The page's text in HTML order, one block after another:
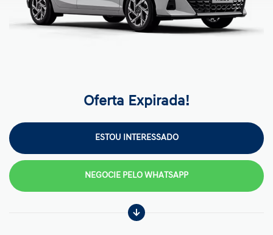
Oferta Expirada!
ESTOU INTERESSADO
NEGOCIE PELO WHATSAPP